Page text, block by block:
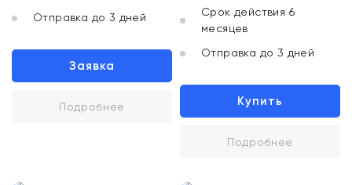
Отправка до 3 дней
Заявка
Подробнее
Срок действия 6
месяцев
Отправка до 3 дней
Купить
Подробнее